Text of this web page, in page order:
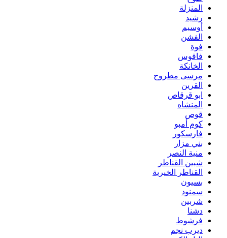
المنزلة
رشيد
أوسيم
الفشن
فوة
فاقوس
الخانكة
مرسى مطروح
القرين
ابو قرقاص
المنشاه
قوص
كوم أمبو
فارسكور
بني مزار
منية النصر
شبين القناطر
القناطر الخيرية
بسيون
سمنود
شربين
دشنا
فرشوط
ديرب نجم